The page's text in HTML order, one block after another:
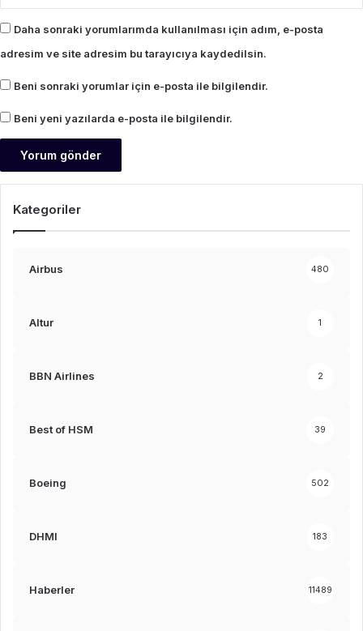
Daha sonraki yorumlarımda kullanılması için adım, e-posta
adresim ve site adresim bu tarayıcıya kaydedilsin.
Beni sonraki yorumlar için e-posta ile bilgilendir.
Beni yeni yazılarda e-posta ile bilgilendir.
Kategoriler
Airbus 480
Altur 1
BBN Airlines 2
Best of HSM 39
Boeing 502
DHMI 183
Haberler 11489